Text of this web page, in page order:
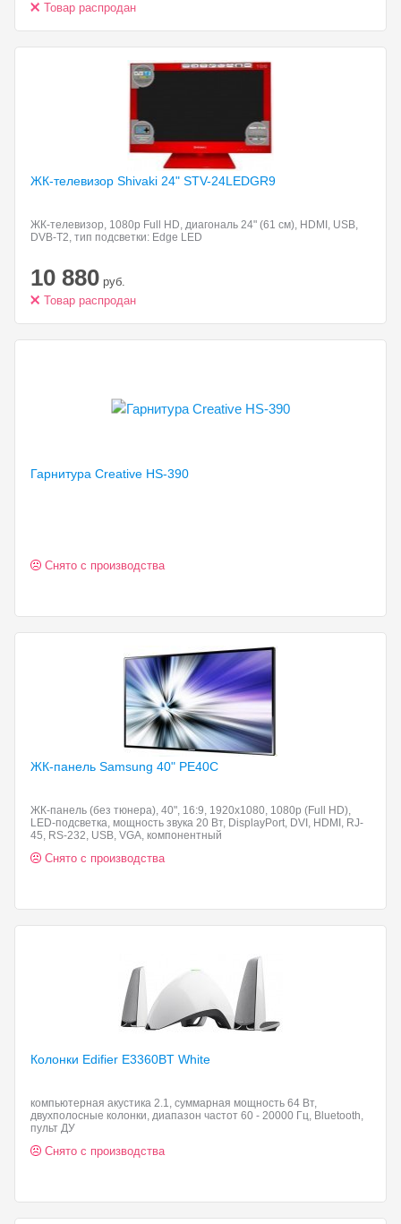
Товар распродан
ЖК-телевизор Shivaki 24" STV-24LEDGR9
ЖК-телевизор, 1080p Full HD, диагональ 24" (61 см), HDMI, USB,
DVB-T2, тип подсветки: Edge LED
10 880 руб.
Товар распродан
Гарнитура Creative HS-390
Снято с производства
ЖК-панель Samsung 40" PE40C
ЖК-панель (без тюнера), 40", 16:9, 1920x1080, 1080p (Full HD),
LED-подсветка, мощность звука 20 Вт, DisplayPort, DVI, HDMI, RJ-
45, RS-232, USB, VGA, компонентный
Снято с производства
Колонки Edifier E3360BT White
компьютерная акустика 2.1, суммарная мощность 64 Вт,
двухполосные колонки, диапазон частот 60 - 20000 Гц, Bluetooth,
пульт ДУ
Снято с производства